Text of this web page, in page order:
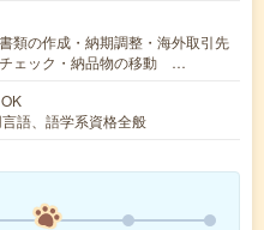
類の作成・納期調整・海外取引先
チェック・納品物の移動 …
言語、語学系資格全般